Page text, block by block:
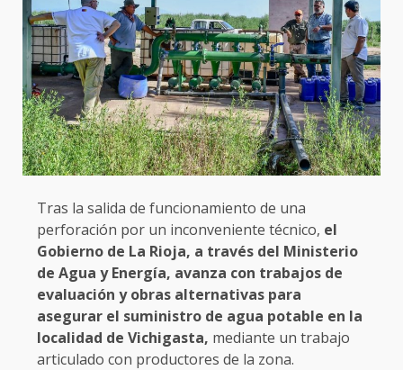
Tras la salida de funcionamiento de una
perforación por un inconveniente técnico, el
Gobierno de La Rioja, a través del Ministerio
de Agua y Energía, avanza con trabajos de
evaluación y obras alternativas para
asegurar el suministro de agua potable en la
localidad de Vichigasta, mediante un trabajo
articulado con productores de la zona.